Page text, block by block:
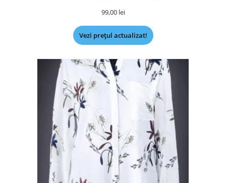
99,00 lei
Vezi prețul actualizat!